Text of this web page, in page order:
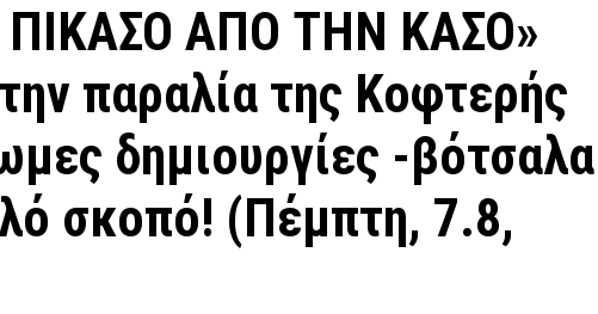
ΠΙΚΑΣΟ ΑΠΟ ΤΗΝ ΚΑΣΟ»
παραλία της Κοφτερής
δημιουργίες -βότσαλα
σκοπό! (Πέμπτη, 7.8,